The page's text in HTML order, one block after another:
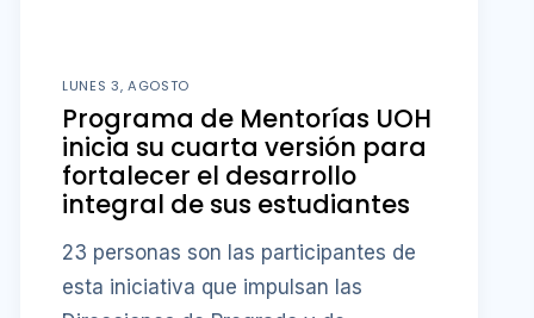
LUNES 3, AGOSTO
Programa de Mentorías UOH
inicia su cuarta versión para
fortalecer el desarrollo
integral de sus estudiantes
23 personas son las participantes de
esta iniciativa que impulsan las